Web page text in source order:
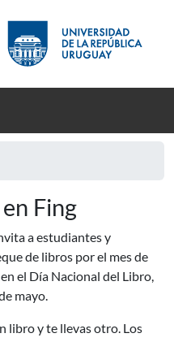
Fing
a estudiantes y
de libros por el mes de
el Día Nacional del Libro,
mayo.
libro y te llevas otro. Los